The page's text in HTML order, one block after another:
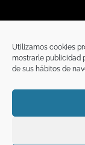
Utilizamos cookies
mostrarle publicidad
de sus hábitos de